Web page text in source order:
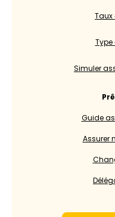
Taux
Simuler
Guide
Assurer